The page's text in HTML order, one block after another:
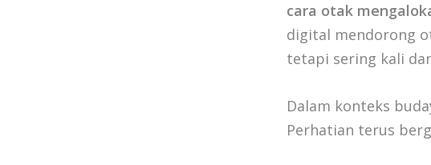
cara otak
digital mendorong
tetapi sering kali
Dalam konteks
Perhatian terus